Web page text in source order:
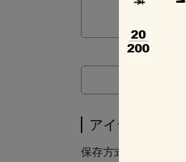
アイテム説明
保存方式：冷藏